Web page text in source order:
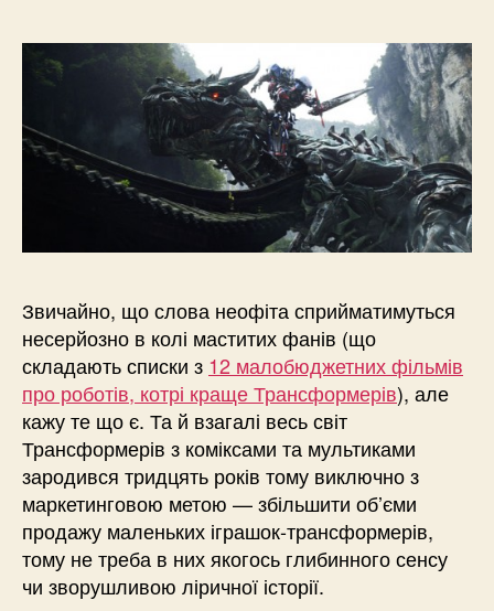
Звичайно, що слова неофіта сприйматимуться
несерйозно в колі маститих фанів (що
складають списки з 12 малобюджетних фільмів
про роботів, котрі краще Трансформерів), але
кажу те що є. Та й взагалі весь світ
Трансформерів з коміксами та мультиками
зародився тридцять років тому виключно з
маркетинговою метою — збільшити об’єми
продажу маленьких іграшок-трансформерів,
тому не треба в них якогось глибинного сенсу
чи зворушливою ліричної історії.